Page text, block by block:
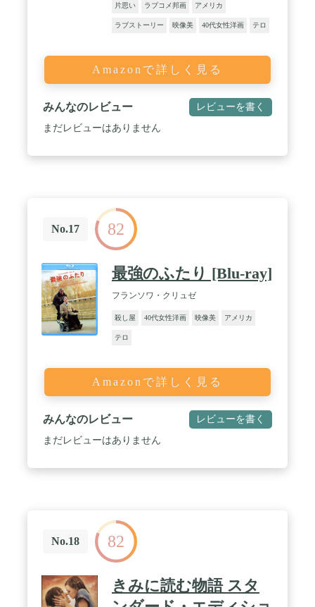
片思い ラブコメ邦画 アメリカ
ラブストーリー 映像美 40代女性洋画 テロ
Amazonで詳しく見る
みんなのレビュー レビューを書く
まだレビューはありません
No.17 82
最強のふたり [Blu-ray]
フランソワ・クリュゼ
殺し屋 40代女性洋画 映像美 アメリカ
テロ
Amazonで詳しく見る
みんなのレビュー レビューを書く
まだレビューはありません
No.18 82
きみに読む物語 スタ